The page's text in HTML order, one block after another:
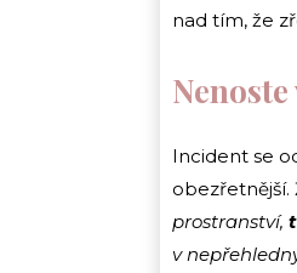
nad tím, že
Incident se
obezřetnější.
prostranství,
v